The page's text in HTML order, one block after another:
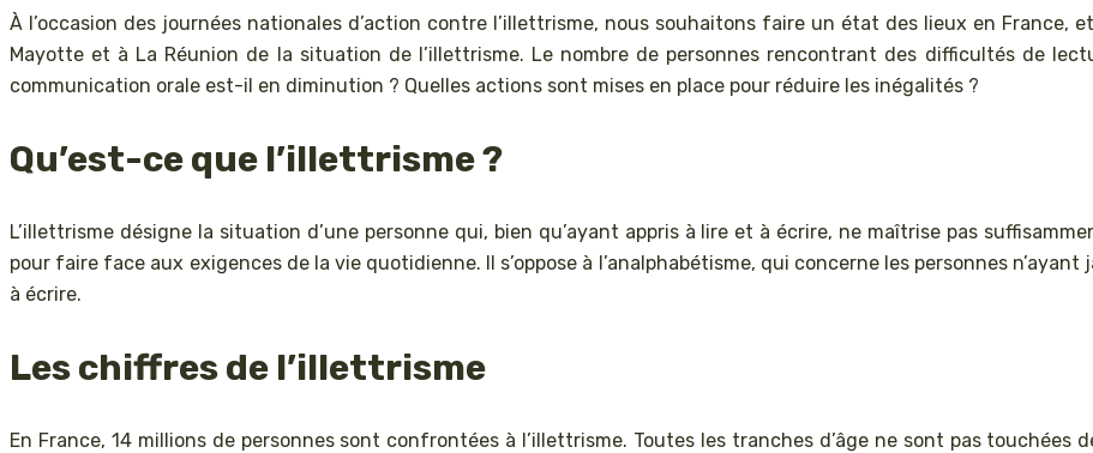
À l’occasion des journées nationales d’action contre l’illettrisme, nous souhaitons faire un état des lieux en France,
Mayotte et à La Réunion de la situation de l’illettrisme. Le nombre de personnes rencontrant des difficultés de
communication orale est-il en diminution ? Quelles actions sont mises en place pour réduire les inégalités ?
Qu’est-ce que l’illettrisme ?
L’illettrisme désigne la situation d’une personne qui, bien qu’ayant appris à lire et à écrire, ne maîtrise pas
pour faire face aux exigences de la vie quotidienne. Il s’oppose à l’analphabétisme, qui concerne les personnes n’ayant
à écrire.
Les chiffres de l’illettrisme
En France, 14 millions de personnes sont confrontées à l’illettrisme. Toutes les tranches d’âge ne sont pas touchées